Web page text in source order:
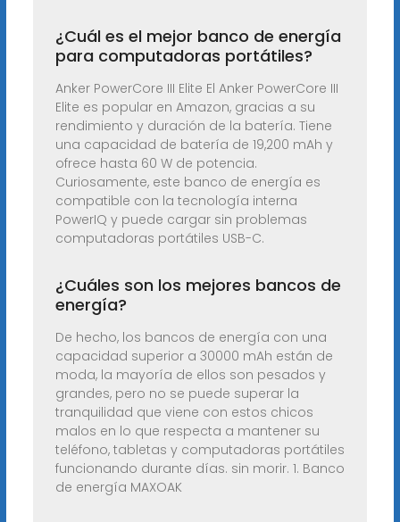
¿Cuál es el mejor banco de energía
para computadoras portátiles?
Anker PowerCore III Elite El Anker PowerCore III
Elite es popular en Amazon, gracias a su
rendimiento y duración de la batería. Tiene
una capacidad de batería de 19,200 mAh y
ofrece hasta 60 W de potencia.
Curiosamente, este banco de energía es
compatible con la tecnología interna
PowerIQ y puede cargar sin problemas
computadoras portátiles USB-C.
¿Cuáles son los mejores bancos de
energía?
De hecho, los bancos de energía con una
capacidad superior a 30000 mAh están de
moda, la mayoría de ellos son pesados y
grandes, pero no se puede superar la
tranquilidad que viene con estos chicos
malos en lo que respecta a mantener su
teléfono, tabletas y computadoras portátiles
funcionando durante días. sin morir. 1. Banco
de energía MAXOAK